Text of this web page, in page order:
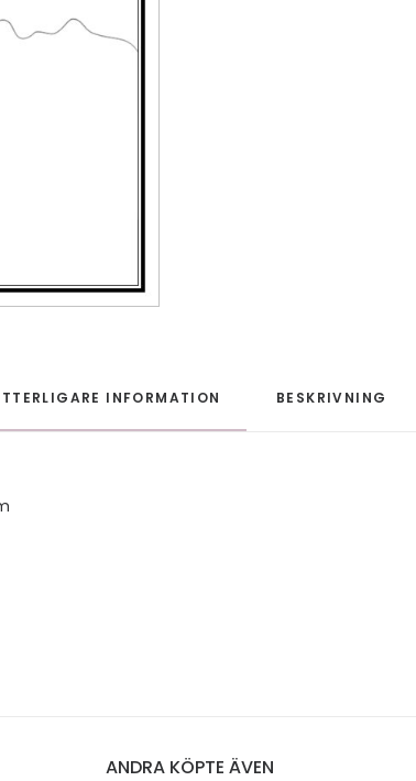
INFORMATION BESKRIVNING
ANDRA KÖPTE ÄVEN